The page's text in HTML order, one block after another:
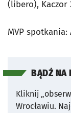
(libero), Kaczor
MVP spotkania:
BĄDŹ NA
Kliknij
Wrocławiu.